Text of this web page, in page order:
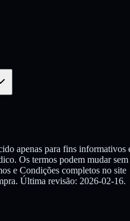
apenas para fins informativos
Os termos podem mudar sem
e Condições completos no site
Última revisão: 2026-02-16.